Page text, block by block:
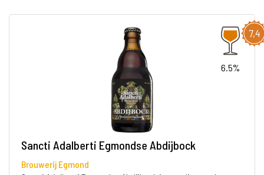
7,4
6.5%
Sancti Adalberti Egmondse Abdijbock
Brouwerij Egmond